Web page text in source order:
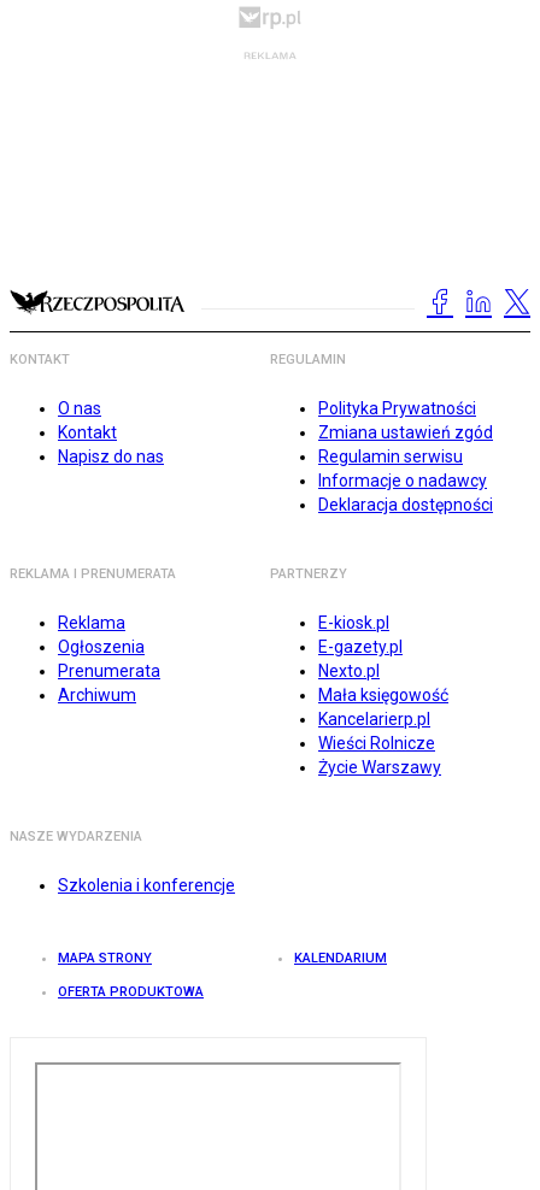
KONTAKT
O nas
Kontakt
Napisz do nas
REGULAMIN
Polityka Prywatności
Zmiana ustawień zgód
Regulamin serwisu
Informacje o nadawcy
Deklaracja dostępności
REKLAMA I PRENUMERATA
Reklama
Ogłoszenia
Prenumerata
Archiwum
PARTNERZY
E-kiosk.pl
E-gazety.pl
Nexto.pl
Mała księgowość
Kancelarierp.pl
Wieści Rolnicze
Życie Warszawy
NASZE WYDARZENIA
Szkolenia i konferencje
MAPA STRONY KALENDARIUM
OFERTA PRODUKTOWA